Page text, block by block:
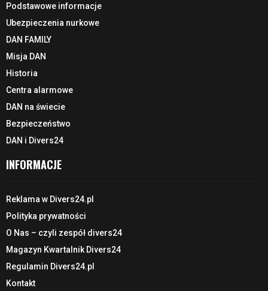
Podstawowe informacje
Ubezpieczenia nurkowe
DAN FAMILY
Misja DAN
Historia
Centra alarmowe
DAN na świecie
Bezpieczeństwo
DAN i Divers24
INFORMACJE
Reklama w Divers24.pl
Polityka prywatności
O Nas – czyli zespół divers24
Magazyn Kwartalnik Divers24
Regulamin Divers24.pl
Kontakt